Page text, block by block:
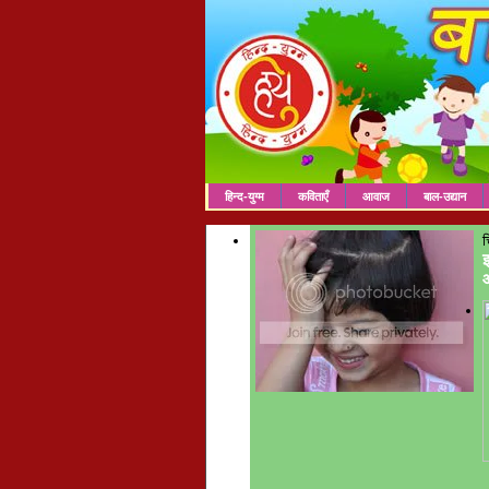
हिन्द-युग्म कविताएँ आवाज बाल-उद्यान